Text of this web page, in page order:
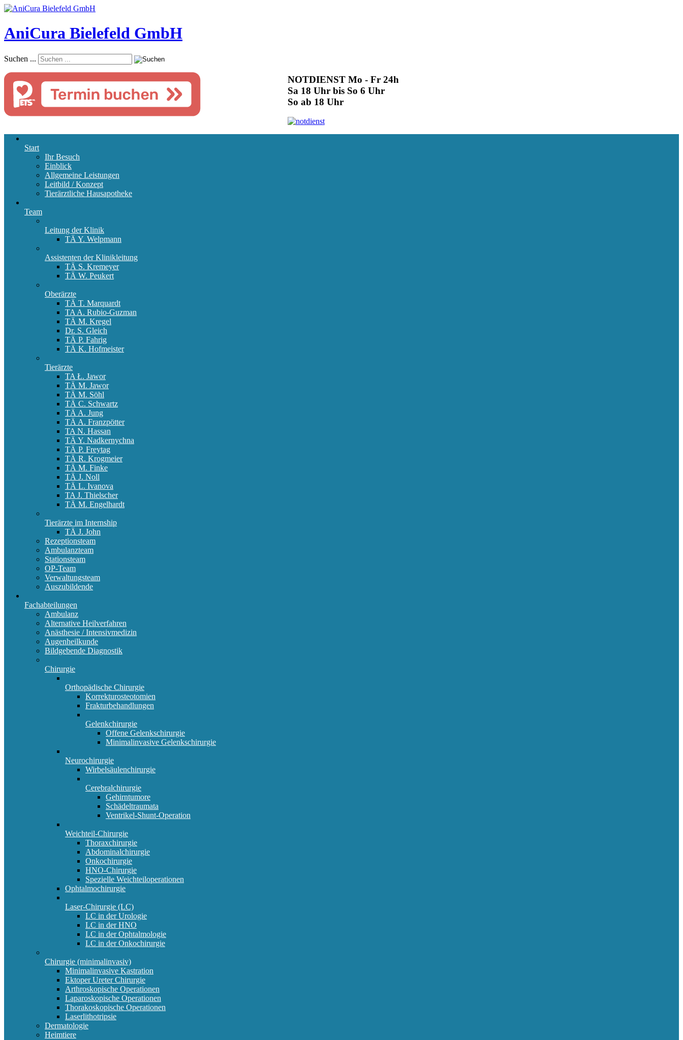
AniCura Bielefeld GmbH
Suchen ...
NOTDIENST Mo - Fr 24h
Sa 18 Uhr bis So 6 Uhr
So ab 18 Uhr
Start
Ihr Besuch
Einblick
Allgemeine Leistungen
Leitbild / Konzept
Tierärztliche Hausapotheke
Team
Leitung der Klinik
TÄ Y. Welpmann
Assistenten der Klinikleitung
TÄ S. Kremeyer
TÄ W. Peukert
Oberärzte
TÄ T. Marquardt
TA A. Rubio-Guzman
TÄ M. Kregel
Dr. S. Gleich
TÄ P. Fahrig
TÄ K. Hofmeister
Tierärzte
TA Ł. Jawor
TÄ M. Jawor
TÄ M. Söhl
TÄ C. Schwartz
TÄ A. Jung
TÄ A. Franzpötter
TA N. Hassan
TÄ Y. Nadkernychna
TÄ P. Freytag
TÄ R. Krogmeier
TÄ M. Finke
TÄ J. Noll
TÄ L. Ivanova
TA J. Thielscher
TÄ M. Engelhardt
Tierärzte im Internship
TÄ J. John
Rezeptionsteam
Ambulanzteam
Stationsteam
OP-Team
Verwaltungsteam
Auszubildende
Fachabteilungen
Ambulanz
Alternative Heilverfahren
Anästhesie / Intensivmedizin
Augenheilkunde
Bildgebende Diagnostik
Chirurgie
Orthopädische Chirurgie
Korrekturosteotomien
Frakturbehandlungen
Gelenkchirurgie
Offene Gelenkschirurgie
Minimalinvasive Gelenkschirurgie
Neurochirurgie
Wirbelsäulenchirurgie
Cerebralchirurgie
Gehirntumore
Schädeltraumata
Ventrikel-Shunt-Operation
Weichteil-Chirurgie
Thoraxchirurgie
Abdominalchirurgie
Onkochirurgie
HNO-Chirurgie
Spezielle Weichteiloperationen
Ophtalmochirurgie
Laser-Chirurgie (LC)
LC in der Urologie
LC in der HNO
LC in der Ophtalmologie
LC in der Onkochirurgie
Chirurgie (minimalinvasiv)
Minimalinvasive Kastration
Ektoper Ureter Chirurgie
Arthroskopische Operationen
Laparoskopische Operationen
Thorakoskopische Operationen
Laserlithotripsie
Dermatologie
Heimtiere